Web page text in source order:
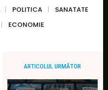
POLITICA
SANATATE
ECONOMIE
ARTICOLUL URMĂTOR